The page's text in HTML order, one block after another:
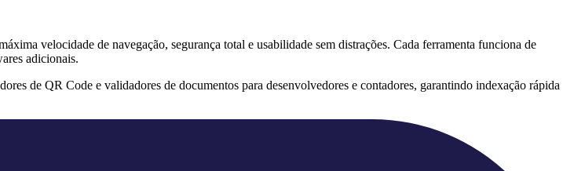
velocidade de navegação, segurança total e usabilidade sem distrações. Cada ferramenta funciona de
adicionais.
de QR Code e validadores de documentos para desenvolvedores e contadores, garantindo indexação rápida